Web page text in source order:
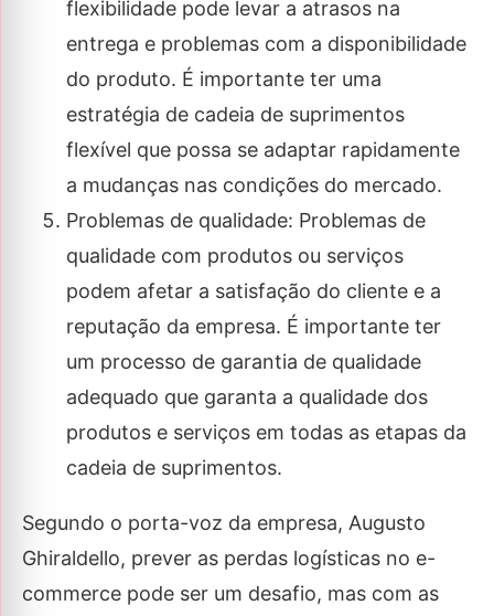
flexibilidade pode levar a atrasos na
entrega e problemas com a disponibilidade
do produto. É importante ter uma
estratégia de cadeia de suprimentos
flexível que possa se adaptar rapidamente
a mudanças nas condições do mercado.
Problemas de qualidade: Problemas de
qualidade com produtos ou serviços
podem afetar a satisfação do cliente e a
reputação da empresa. É importante ter
um processo de garantia de qualidade
adequado que garanta a qualidade dos
produtos e serviços em todas as etapas da
cadeia de suprimentos.
Segundo o porta-voz da empresa, Augusto
Ghiraldello, prever as perdas logísticas no e-
commerce pode ser um desafio, mas com as